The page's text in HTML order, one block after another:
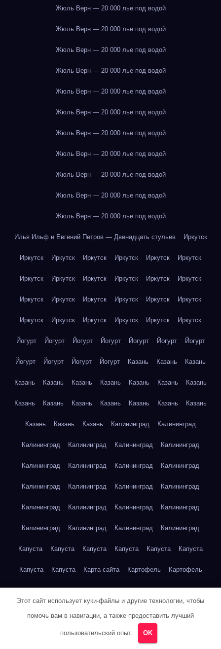
Жюль Верн — 20 000 лье под водой
Жюль Верн — 20 000 лье под водой
Жюль Верн — 20 000 лье под водой
Жюль Верн — 20 000 лье под водой
Жюль Верн — 20 000 лье под водой
Жюль Верн — 20 000 лье под водой
Жюль Верн — 20 000 лье под водой
Жюль Верн — 20 000 лье под водой
Жюль Верн — 20 000 лье под водой
Жюль Верн — 20 000 лье под водой
Жюль Верн — 20 000 лье под водой
Илья Ильф и Евгений Петров — Двенадцать стульев Иркутск
Иркутск Иркутск Иркутск Иркутск Иркутск Иркутск
Иркутск Иркутск Иркутск Иркутск Иркутск Иркутск
Иркутск Иркутск Иркутск Иркутск Иркутск Иркутск
Иркутск Иркутск Иркутск Иркутск Иркутск Иркутск
Йогурт Йогурт Йогурт Йогурт Йогурт Йогурт Йогурт
Йогурт Йогурт Йогурт Йогурт Казань Казань Казань
Казань Казань Казань Казань Казань Казань Казань
Казань Казань Казань Казань Казань Казань Казань
Казань Казань Казань Калининград Калининград
Калининград Калининград Калининград Калининград
Калининград Калининград Калининград Калининград
Калининград Калининград Калининград Калининград
Калининград Калининград Калининград Калининград
Калининград Калининград Калининград Калининград
Капуста Капуста Капуста Капуста Капуста Капуста
Капуста Капуста Карта сайта Картофель Картофель
Кейптаун
Кейптаун Кейптаун Кейптаун
Этот сайт использует куки-файлы и другие технологии, чтобы
помочь вам в навигации, а также предоставить лучший
пользовательский опыт. OK